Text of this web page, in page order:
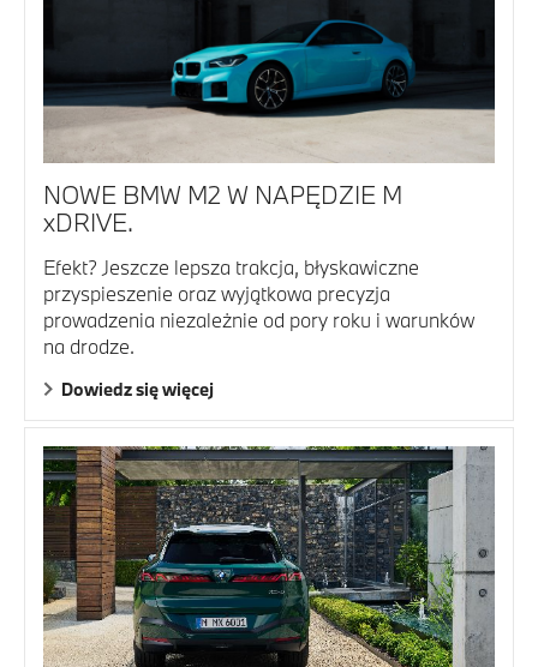
NOWE BMW M2 W NAPĘDZIE M
xDRIVE.
Efekt? Jeszcze lepsza trakcja, błyskawiczne
przyspieszenie oraz wyjątkowa precyzja
prowadzenia niezależnie od pory roku i warunków
na drodze.
Dowiedz się więcej